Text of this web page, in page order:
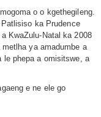
o o kgethegileng.
ka Prudence
KwaZulu-Natal ka 2008
ya amadumbe a
le phepa a omisitswe, a
e ne ele go